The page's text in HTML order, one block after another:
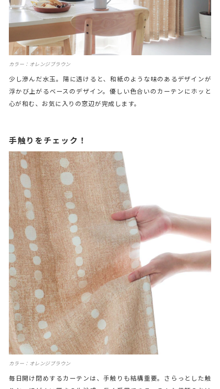
カラー：オレンジブラウン
少し滲んだ水玉。陽に透けると、和紙のような味のあるデザインが
浮かび上がるベースのデザイン。優しい色合いのカーテンにホッと
心が和む、お気に入りの窓辺が完成します。
手触りをチェック！
カラー：オレンジブラウン
毎日開け閉めするカーテンは、手触りも結構重要。さらっとした触